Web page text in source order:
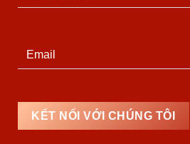
KẾT NỐI VỚI CHÚNG TÔI